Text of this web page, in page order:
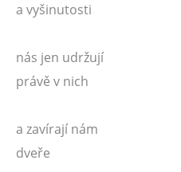
a vyšinutosti
nás jen udržují
právě v nich
a zavírají nám
dveře